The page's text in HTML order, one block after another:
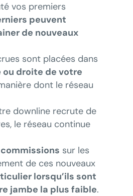
vos premiers
peuvent
de nouveaux
sont placées dans
ou droite de votre
dont le réseau
downline recrute de
le réseau continue
commissions sur les
de ces nouveaux
lorsqu’ils sont
jambe la plus faible.